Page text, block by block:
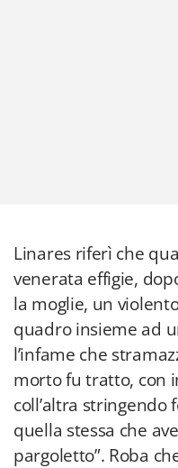
Linares riferì che
venerata effigie,
la moglie, un
quadro insieme ad
l’infame che
morto fu tratto, con
coll’altra stringendo
quella stessa che
pargoletto”. Roba